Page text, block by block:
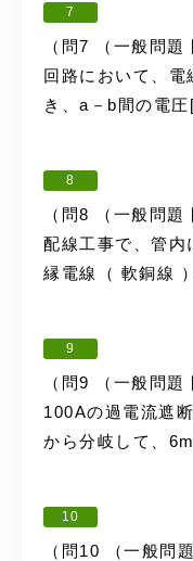
7
（問7 （一般問
回路において、
き、a－b間の電圧
8
（問8 （一般問
配線工事で、管
縁電線（ 軟銅線
9
（問9 （一般問
100Aの過電流遮
から分岐して、
10
（問10 （一般問